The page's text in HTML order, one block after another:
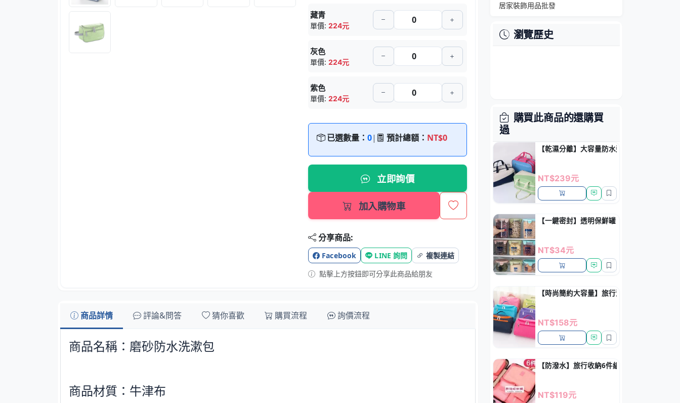
藏青
單價:224元
灰色
單價:224元
紫色
單價:224元
已選數量：0| 預計總額： NT$0
立即詢價
加入購物車
分享商品:
Facebook LINE 詢問
複製連結
點擊上方按鈕即可分享此商品給朋友
商品詳情 評論&問答 猜你喜歡 購買流程 詢價流程
商品名稱：磨砂防水洗漱包
商品材質：牛津布
居家裝飾用品批發
瀏覽歷史
購買此商品的還購買
過
【乾濕分離】大容量防水運動包 - 游泳健身
NT$239元
【一鍵密封】透明保鮮罐 - 廚房雜糧收納罐
NT$34元
【時尚簡約大容量】旅行洗漱包 - 防水牛津
NT$158元
【防潑水】旅行收納6件組 - 多功能整理袋套
NT$119元